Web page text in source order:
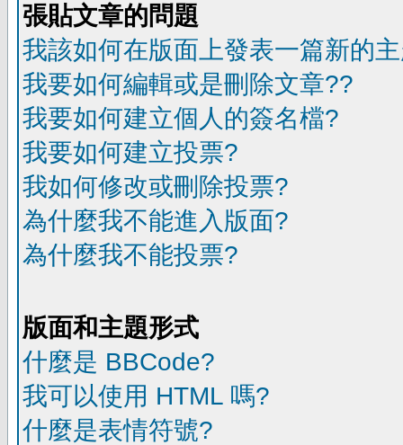
張貼文章的問題
我該如何在版面上發表一篇新的
我要如何編輯或是刪除文章??
我要如何建立個人的簽名檔?
我要如何建立投票?
我如何修改或刪除投票?
為什麼我不能進入版面?
為什麼我不能投票?
版面和主題形式
什麼是 BBCode?
我可以使用 HTML 嗎?
什麼是表情符號?